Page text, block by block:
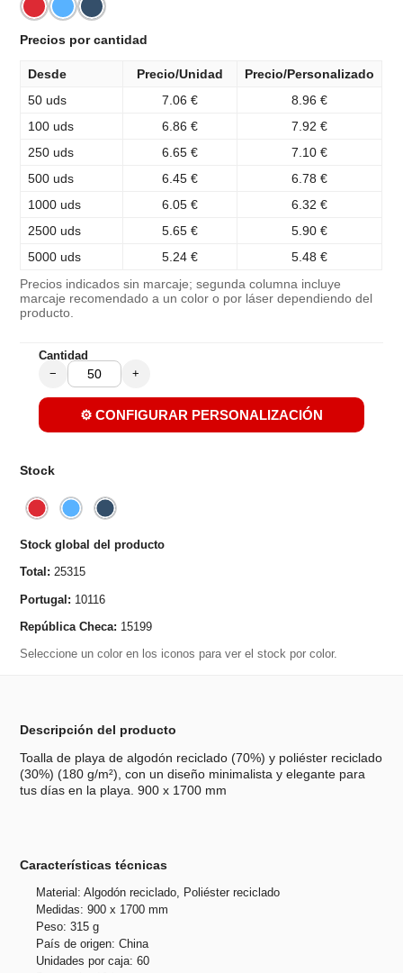
Precios por cantidad
Desde Precio/Unidad
Precio/Personalizado
50 uds
7.06 €
8.96 €
100 uds
6.86 €
7.92 €
250 uds
6.65 €
7.10 €
500 uds
6.45 €
6.78 €
1000 uds
6.05 €
6.32 €
2500 uds
5.65 €
5.90 €
5000 uds
5.24 € 5.48 €
Precios indicados sin marcaje; segunda columna incluye
marcaje recomendado a un color o por láser dependiendo del
producto.
Cantidad
− +
⚙️ CONFIGURAR PERSONALIZACIÓN
Stock
Stock global del producto
Total: 25315
Portugal: 10116
República Checa: 15199
Seleccione un color en los iconos para ver el stock por color.
Descripción del producto
Toalla de playa de algodón reciclado (70%) y poliéster reciclado
(30%) (180 g/m²), con un diseño minimalista y elegante para
tus días en la playa. 900 x 1700 mm
Características técnicas
Material: Algodón reciclado, Poliéster reciclado
Medidas: 900 x 1700 mm
Peso: 315 g
País de origen: China
Unidades por caja: 60